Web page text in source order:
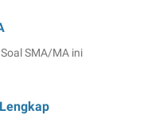
SMA/MA ini